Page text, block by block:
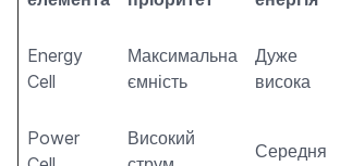
Energy
Cell
Максимальна
ємність
Дуже
висока
Power
Високий
Середня